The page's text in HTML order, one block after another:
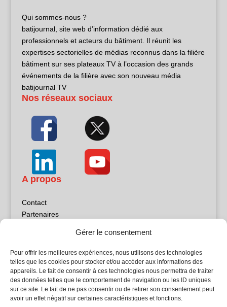
Gérer le consentement
Pour offrir les meilleures expériences, nous utilisons des technologies
telles que les cookies pour stocker et/ou accéder aux informations des
appareils. Le fait de consentir à ces technologies nous permettra de traiter
des données telles que le comportement de navigation ou les ID uniques
sur ce site. Le fait de ne pas consentir ou de retirer son consentement peut
avoir un effet négatif sur certaines caractéristiques et fonctions.
Qui sommes-nous ?
batijournal, site web d’information dédié aux
professionnels et acteurs du bâtiment. Il réunit les
expertises sectorielles de médias reconnus dans la filière
bâtiment sur ses plateaux TV à l’occasion des grands
événements de la filière avec son nouveau média
batijournal TV
Nos réseaux sociaux
A propos
Contact
Partenaires
Politique de confidentialité
Sites partenaires
5Façades
Atrium Patrimoine